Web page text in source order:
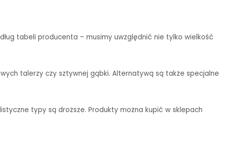
tabeli producenta – musimy uwzględnić nie tylko wielkość
talerzy czy sztywnej gąbki. Alternatywą są także specjalne
typy są droższe. Produkty można kupić w sklepach